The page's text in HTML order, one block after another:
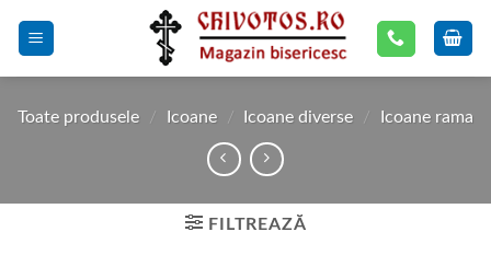
Toate produsele / Icoane / Icoane diverse / Icoane rama
FILTREAZĂ